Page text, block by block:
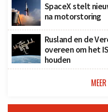
SpaceX stelt
na motorstoring
Rusland en de
overeen om het
houden